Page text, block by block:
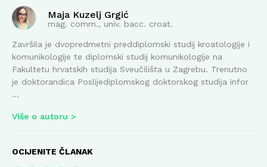
Maja Kuzelj Grgić
mag. comm., univ. bacc. croat.
Završila je dvopredmetni preddiplomski studij kroatologije i
komunikologije te diplomski studij komunikologije na
Fakultetu hrvatskih studija Sveučilišta u Zagrebu. Trenutno
je doktorandica Poslijediplomskog doktorskog studija infor
...
Više o autoru
OCIJENITE ČLANAK